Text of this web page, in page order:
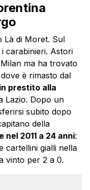
Là di Moret. Sul
carabinieri. Astori
ma ha trovato
è rimasto dal
prestito alla
Lazio. Dopo un
subito dopo
della
nel 2011 a 24 anni:
cartellini gialli nella
vinto per 2 a 0.